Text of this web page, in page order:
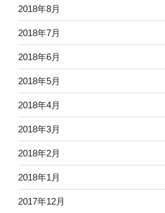
2018年8月
2018年7月
2018年6月
2018年5月
2018年4月
2018年3月
2018年2月
2018年1月
2017年12月